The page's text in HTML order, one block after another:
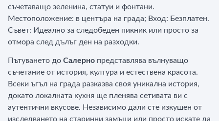
съчетаващо зеленина, статуи и фонтани.
Местоположение: в центъра на града; Вход: Безплатен.
Съвет: Идеално за следобеден пикник или просто за
отмора след дълъг ден на разходки.
Пътуването до Салерно представлява вълнуващо
съчетание от история, култура и естествена красота.
Всеки ъгъл на града разказва своя уникална история,
докато локалната кухня ще пленява сетивата ви с
аутентични вкусове. Независимо дали сте изкушен от
изследването на старинни замъци или просто искате да